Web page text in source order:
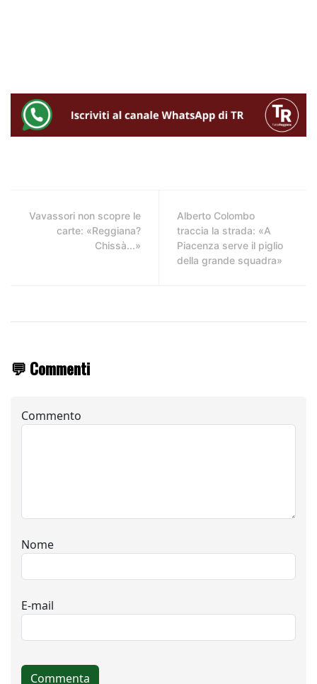
Vavassori non scopre le
carte: «Reggiana?
Chissà...»
Alberto Colombo
traccia la strada: «A
Piacenza serve il piglio
della grande squadra»
💬 Commenti